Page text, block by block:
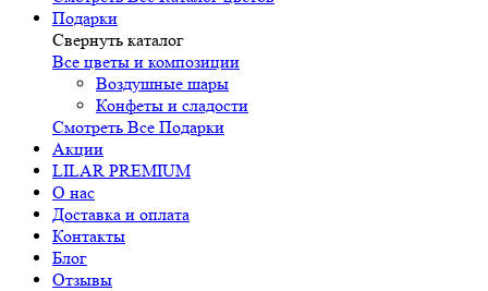
Подарки
Свернуть каталог
Все цветы и композиции
Воздушные шары
Конфеты и сладости
Смотреть Все Подарки
Акции
LILAR PREMIUM
О нас
Доставка и оплата
Контакты
Блог
Отзывы